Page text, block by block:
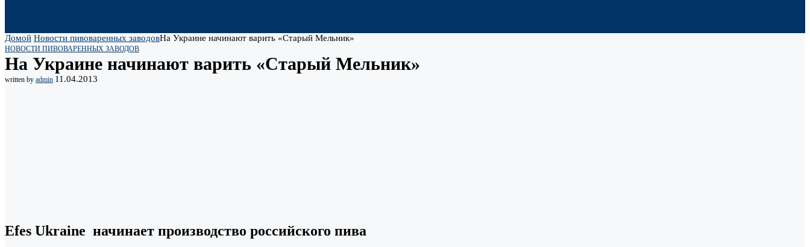
Домой Новости пивоваренных заводовНа Украине начинают варить «Старый Мельник»
НОВОСТИ ПИВОВАРЕННЫХ ЗАВОДОВ
На Украине начинают варить «Старый Мельник»
written by admin 11.04.2013
Efes Ukraine начинает производство российского пива